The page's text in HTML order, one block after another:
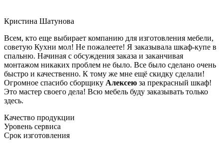
Кристина Шатунова
Всем, кто еще выбирает компанию для изготовления мебели,
советую Кухни мол! Не пожалеете! Я заказывала шкаф-купе в
спальню. Начиная с обсуждения заказа и заканчивая
монтажом никаких проблем не было. Все было сделано очень
быстро и качественно. К тому же мне ещё скидку сделали!
Огромное спасибо сборщику Алексею за прекрасный шкаф!
Это мастер своего дела! Всю мебель буду заказывать только
здесь.
Качество продукции
Уровень сервиса
Срок изготовления